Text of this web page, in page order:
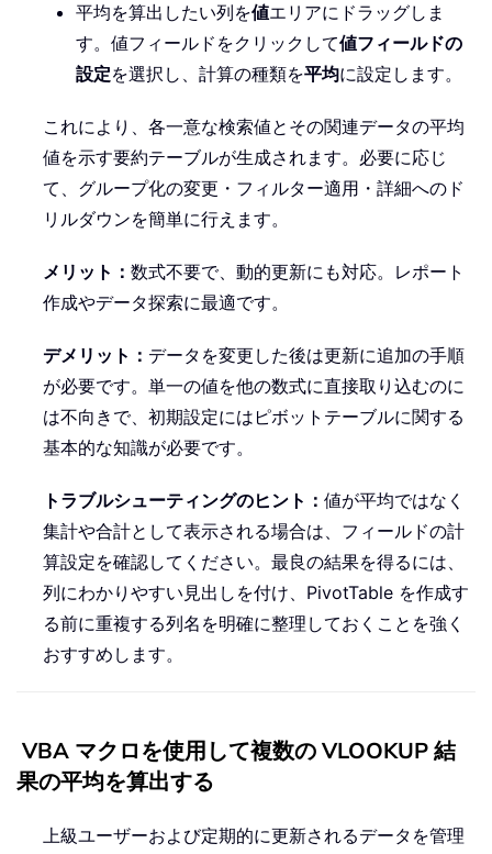
平均を算出したい列を値エリアにドラッグしま
す。値フィールドをクリックして値フィールドの
設定を選択し、計算の種類を平均に設定します。
これにより、各一意な検索値とその関連データの平均
値を示す要約テーブルが生成されます。必要に応じ
て、グループ化の変更・フィルター適用・詳細へのド
リルダウンを簡単に行えます。
メリット： 数式不要で、動的更新にも対応。レポート
作成やデータ探索に最適です。
デメリット： データを変更した後は更新に追加の手順
が必要です。単一の値を他の数式に直接取り込むのに
は不向きで、初期設定にはピボットテーブルに関する
基本的な知識が必要です。
トラブルシューティングのヒント： 値が平均ではなく
集計や合計として表示される場合は、フィールドの計
算設定を確認してください。最良の結果を得るには、
列にわかりやすい見出しを付け、PivotTable を作成す
る前に重複する列名を明確に整理しておくことを強く
おすすめします。
VBA マクロを使用して複数の VLOOKUP 結
果の平均を算出する
上級ユーザーおよび定期的に更新されるデータを管理